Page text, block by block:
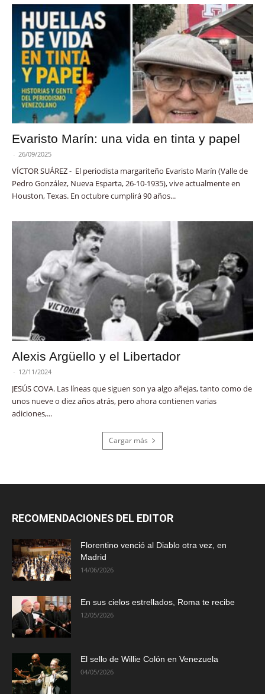
Evaristo Marín: una vida en tinta y papel
- 26/09/2025
VÍCTOR SUÁREZ - El periodista margariteño Evaristo Marín (Valle de
Pedro González, Nueva Esparta, 26-10-1935), vive actualmente en
Houston, Texas. En octubre cumplirá 90 años...
Alexis Argüello y el Libertador
- 12/11/2024
JESÚS COVA. Las líneas que siguen son ya algo añejas, tanto como de
unos nueve o diez años atrás, pero ahora contienen varias
adiciones,...
Cargar más
RECOMENDACIONES DEL EDITOR
Florentino venció al Diablo otra vez, en
Madrid
14/06/2026
En sus cielos estrellados, Roma te recibe
12/05/2026
El sello de Willie Colón en Venezuela
04/05/2026